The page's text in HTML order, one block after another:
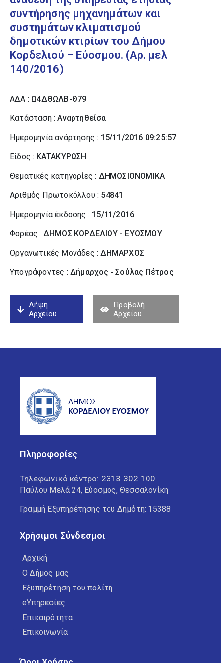
συντήρησης μηχανημάτων και
συστημάτων κλιματισμού
δημοτικών κτιρίων του Δήμου
Κορδελιού – Εύοσμου. (Αρ. μελ
140/2016)
ΑΔΑ : Ω4ΔΘΩΛΒ-Θ79
Κατάσταση :Αναρτηθείσα
Ημερομηνία ανάρτησης : 15/11/2016 09:25:57
Είδος : ΚΑΤΑΚΥΡΩΣΗ
Θεματικές κατηγορίες : ΔΗΜΟΣΙΟΝΟΜΙΚΑ
Αριθμός Πρωτοκόλλου : 54841
Ημερομηνία έκδοσης : 15/11/2016
Φορέας : ΔΗΜΟΣ ΚΟΡΔΕΛΙΟΥ - ΕΥΟΣΜΟΥ
Οργανωτικές Μονάδες :ΔΗΜΑΡΧΟΣ
Υπογράφοντες : Δήμαρχος - Σούλας Πέτρος
Λήψη
Αρχείου
Προβολή
Αρχείου
Πληροφορίες
Τηλεφωνικό κέντρο: 2313 302 100
Παύλου Μελά 24, Εύοσμος, Θεσσαλονίκη
Γραμμή Εξυπηρέτησης του Δημότη: 15388
Χρήσιμοι Σύνδεσμοι
Αρχική
Ο Δήμος μας
Εξυπηρέτηση του πολίτη
eΥπηρεσίες
Επικαιρότητα
Επικοινωνία